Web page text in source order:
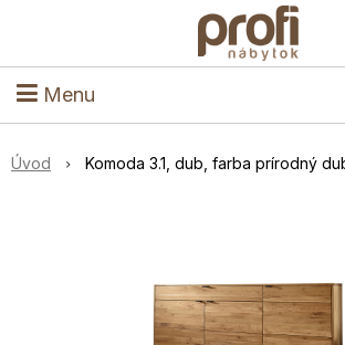
Menu
Kuchyňa a jedáleň
Úvod Komoda 3.1, dub, farba prírodný